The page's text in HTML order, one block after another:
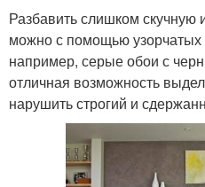
Разбавить слишком скучную
можно с помощью
например, серые обои с
отличная возможность
нарушить строгий и